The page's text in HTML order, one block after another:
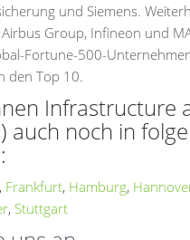
und Siemens.
Group, Infineon und
Fortune-500-
den Top 10.
Infrastructure
auch noch in
, Frankfurt, Hamburg,
, Stuttgart